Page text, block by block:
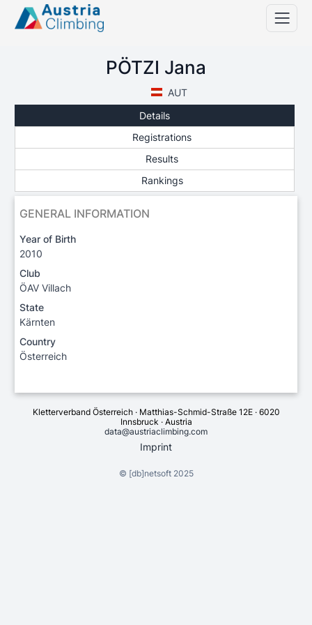
PÖTZI Jana
AUT
Details
Registrations
Results
Rankings
GENERAL INFORMATION
Year of Birth
2010
Club
ÖAV Villach
State
Kärnten
Country
Österreich
Kletterverband Österreich · Matthias-Schmid-Straße 12E · 6020
Innsbruck · Austria
data@austriaclimbing.com
Imprint
© [db]netsoft2025